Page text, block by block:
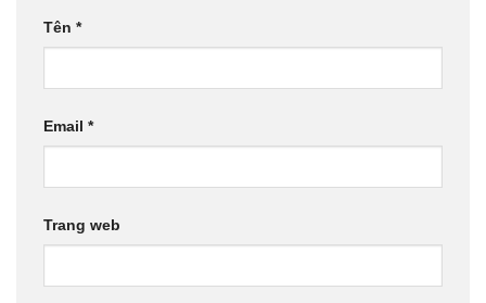
Tên *
Email *
Trang web